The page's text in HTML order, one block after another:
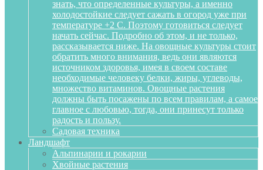
знать, что определенные культуры, а именно
холодостойкие следует сажать в огород уже при
температуре +2 С. Поэтому готовиться следует
начать сейчас. Подробно об этом, и не только,
рассказывается ниже. На овощные культуры стоит
обратить много внимания, ведь они являются
источником здоровья, имея в своем составе
необходимые человеку белки, жиры, углеводы,
множество витаминов. Овощные растения
должны быть посажены по всем правилам, а самое
главное с любовью, тогда, они принесут только
радость и пользу.
Садовая техника
Ландшафт
Альпинарии и рокарии
Хвойные растения